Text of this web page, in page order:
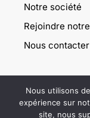
Notre société
Rejoindre
Nous contacter
Nous utilisons
expérience sur
site, nous